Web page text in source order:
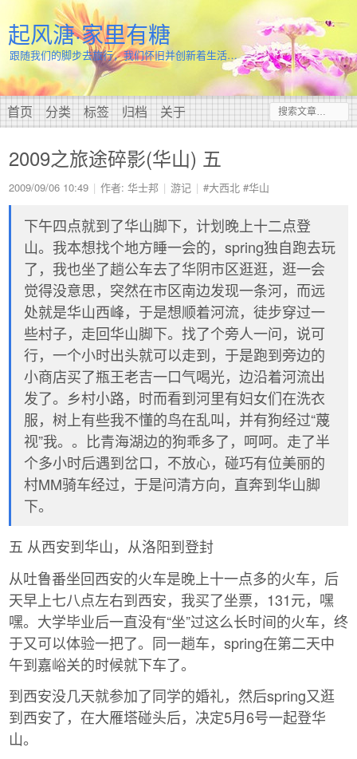
起风溏·家里有糖
跟随我们的脚步去旅行，我们怀旧并创新着生活…
首页 分类 标签 归档 关于
2009之旅途碎影(华山) 五
2009/09/06 10:49 作者: 华士邦 游记 #大西北 #华山
下午四点就到了华山脚下，计划晚上十二点登
山。我本想找个地方睡一会的，spring独自跑去玩
了，我也坐了趟公车去了华阴市区逛逛，逛一会
觉得没意思，突然在市区南边发现一条河，而远
处就是华山西峰，于是想顺着河流，徒步穿过一
些村子，走回华山脚下。找了个旁人一问，说可
行，一个小时出头就可以走到，于是跑到旁边的
小商店买了瓶王老吉一口气喝光，边沿着河流出
发了。乡村小路，时而看到河里有妇女们在洗衣
服，树上有些我不懂的鸟在乱叫，并有狗经过“蔑
视”我。。比青海湖边的狗乖多了，呵呵。走了半
个多小时后遇到岔口，不放心，碰巧有位美丽的
村MM骑车经过，于是问清方向，直奔到华山脚
下。
五 从西安到华山，从洛阳到登封
从吐鲁番坐回西安的火车是晚上十一点多的火车，后
天早上七八点左右到西安，我买了坐票，131元，嘿
嘿。大学毕业后一直没有“坐”过这么长时间的火车，终
于又可以体验一把了。同一趟车，spring在第二天中
午到嘉峪关的时候就下车了。
到西安没几天就参加了同学的婚礼，然后spring又逛
到西安了，在大雁塔碰头后，决定5月6号一起登华
山。